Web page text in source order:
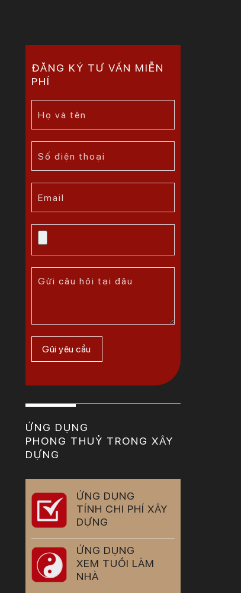
ĐĂNG KÝ TƯ VẤN MIỄN
PHÍ
ỨNG DỤNG
PHONG THUỶ TRONG XÂY
DỰNG
ỨNG DỤNG
TÍNH CHI PHÍ XÂY
DỰNG
ỨNG DỤNG
XEM TUỔI LÀM
NHÀ